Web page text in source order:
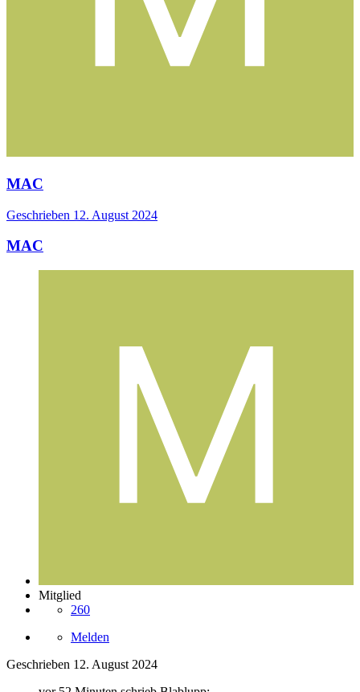
MAC
Geschrieben 12. August 2024
MAC
Mitglied
260
Melden
Geschrieben 12. August 2024